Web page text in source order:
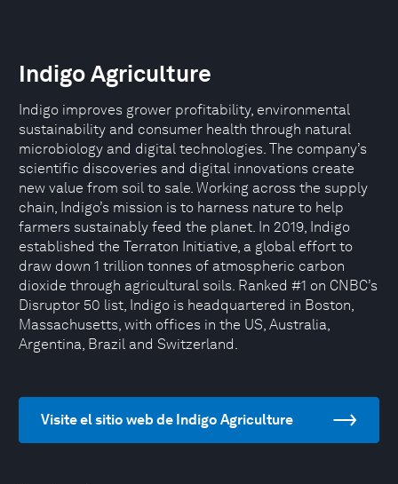
Indigo Agriculture
Indigo improves grower profitability, environmental
sustainability and consumer health through natural
microbiology and digital technologies. The company’s
scientific discoveries and digital innovations create
new value from soil to sale. Working across the supply
chain, Indigo’s mission is to harness nature to help
farmers sustainably feed the planet. In 2019, Indigo
established the Terraton Initiative, a global effort to
draw down 1 trillion tonnes of atmospheric carbon
dioxide through agricultural soils. Ranked #1 on CNBC’s
Disruptor 50 list, Indigo is headquartered in Boston,
Massachusetts, with offices in the US, Australia,
Argentina, Brazil and Switzerland.
Visite el sitio web de Indigo Agriculture